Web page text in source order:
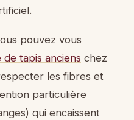
pouvez vous
tapis anciens chez
les fibres et
particulière
qui encaissent